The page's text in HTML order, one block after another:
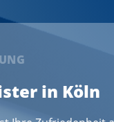
in Köln